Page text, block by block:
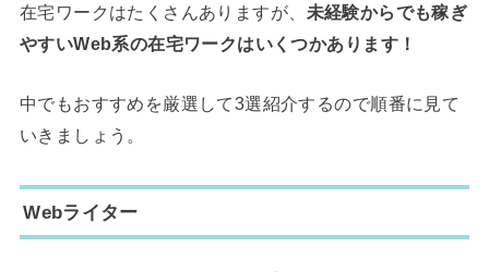
在宅ワークはたくさんありますが、 未経験からでも稼ぎ
やすいWeb系の在宅ワークはいくつかあります！
中でもおすすめを厳選して3選紹介するので順番に見て
いきましょう。
Webライター